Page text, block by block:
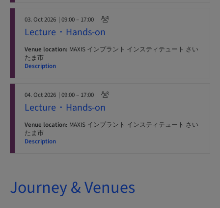
03. Oct 2026 | 09:00 – 17:00
Lecture・Hands-on
Venue location: MAXIS インプラント インスティテュート さい
たま市
Description
04. Oct 2026 | 09:00 – 17:00
Lecture・Hands-on
Venue location: MAXIS インプラント インスティテュート さい
たま市
Description
Journey & Venues